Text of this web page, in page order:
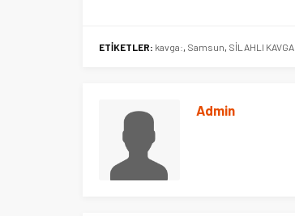
ETİKETLER: kavga:, Samsun, SİLAHLI KAVGA
Admin